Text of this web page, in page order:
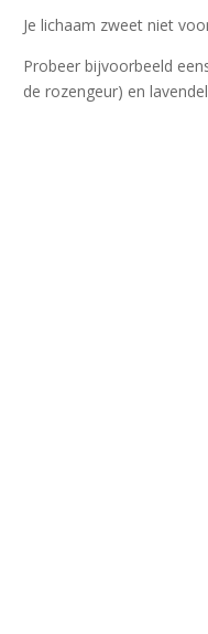
Je lichaam zweet niet
Probeer bijvoorbeeld
de rozengeur) en